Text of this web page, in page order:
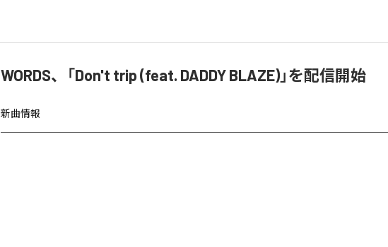
WORDS、「Don't trip (feat. DADDY BLAZE)」を配信開始
新曲情報